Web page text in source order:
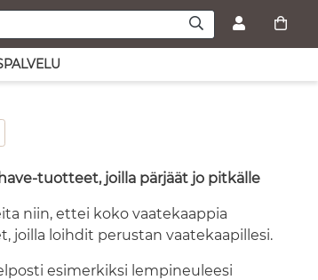
tuotteet, joilla pärjäät jo pitkälle
niin, ettei koko vaatekaappia
joilla loihdit perustan vaatekaapillesi.
esimerkiksi lempineuleesi